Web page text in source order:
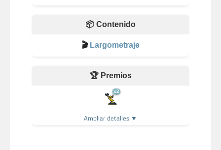
📦 Contenido
🎬 Largometraje
🏆 Premios
x2
Ampliar detalles ▼